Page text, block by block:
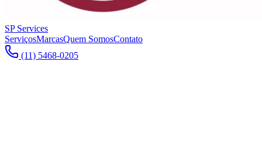
SP Services
ServiçosMarcasQuem SomosContato
(11) 5468-0205